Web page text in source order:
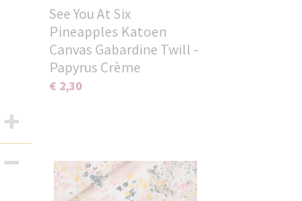
See You At Six
Pineapples Katoen
Canvas Gabardine Twill -
Papyrus Crème
€ 2,30